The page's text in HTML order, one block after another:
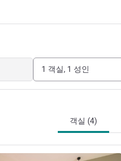
1 객실, 1 성인
객실 (4)